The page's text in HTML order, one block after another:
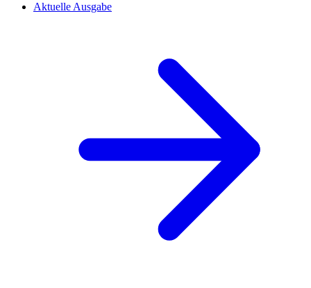
Aktuelle Ausgabe